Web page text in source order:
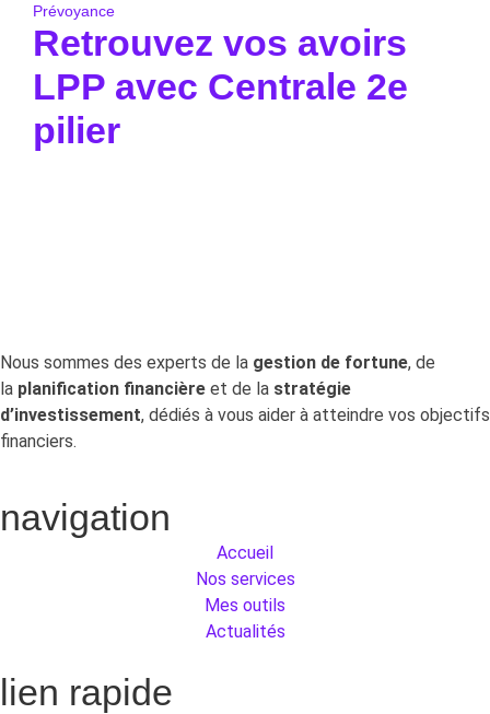
Prévoyance
Retrouvez vos avoirs
LPP avec Centrale 2e
pilier
Nous sommes des experts de la gestion de fortune, de
la planification financière et de la stratégie
d’investissement, dédiés à vous aider à atteindre vos objectifs
financiers.
navigation
Accueil
Nos services
Mes outils
Actualités
lien rapide